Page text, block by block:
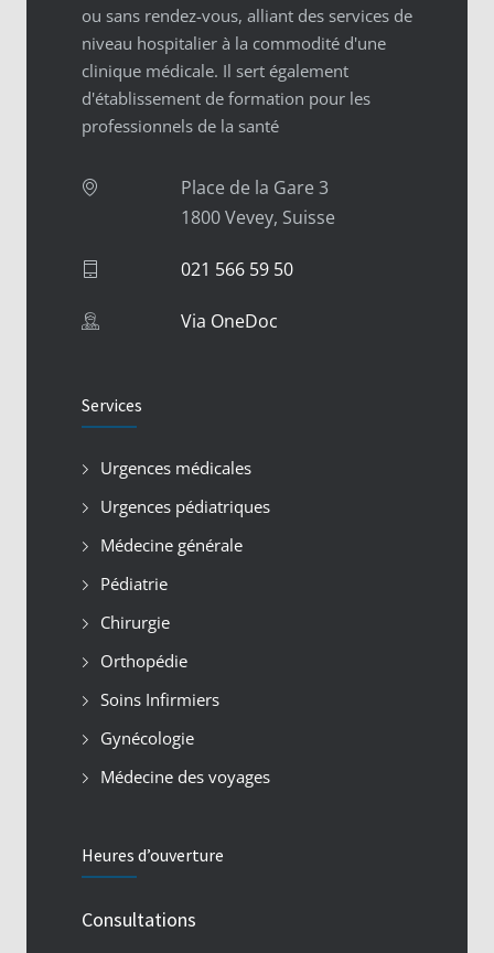
ou sans rendez-vous, alliant des services de
niveau hospitalier à la commodité d'une
clinique médicale. Il sert également
d'établissement de formation pour les
professionnels de la santé
Place de la Gare 3
1800 Vevey, Suisse
021 566 59 50
Via OneDoc
Services
Urgences médicales
Urgences pédiatriques
Médecine générale
Pédiatrie
Chirurgie
Orthopédie
Soins Infirmiers
Gynécologie
Médecine des voyages
Heures d’ouverture
Consultations